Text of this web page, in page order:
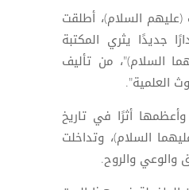
(عليهم السلام)، أطلقت
جديدًا يثري المكتبة
السلام)"، من تأليف
العلمية".
أثرًا في تاريخ
السلام)، وتداخلت
والوعي والروح.